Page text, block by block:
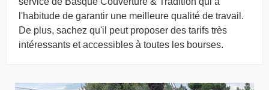
l'habitude de garantir une meilleure qualité de travail.
De plus, sachez qu'il peut proposer des tarifs très
intéressants et accessibles à toutes les bourses.